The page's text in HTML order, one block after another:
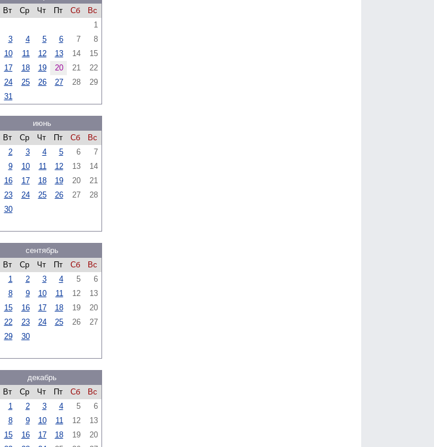
Вт Ср Чт Пт Сб
Вс
1
3 4 5 6 7
8
10 11 12 13 14
15
17 18 19 20 21
22
24 25 26 27 28
29
31
июнь
Вт Ср Чт Пт Сб
Вс
2 3 4 5 6
7
9 10 11 12 13
14
16 17 18 19 20
21
23 24 25 26 27
28
30
сентябрь
Вт Ср Чт Пт Сб
Вс
1
2 3 4 5
6
8 9 10 11 12
13
15 16 17 18 19
20
22 23 24 25 26
27
29 30
декабрь
Вт Ср Чт Пт Сб
Вс
1
2 3 4 5
6
8 9 10 11 12
13
15 16 17 18 19
20